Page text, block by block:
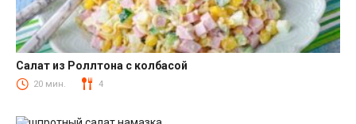
Салаты с колбасой
Салат из Роллтона с колбасой
20 мин. 4